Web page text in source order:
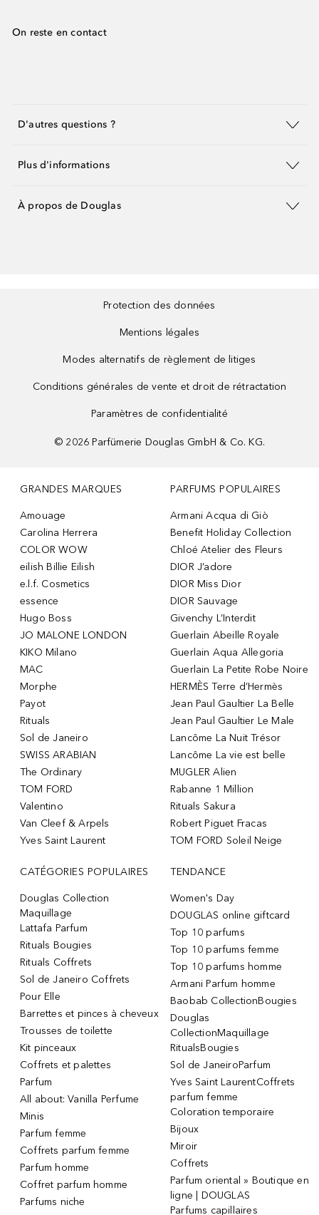
On reste en contact
D'autres questions ?
Plus d'informations
À propos de Douglas
Protection des données
Mentions légales
Modes alternatifs de règlement de litiges
Conditions générales de vente et droit de rétractation
Paramètres de confidentialité
© 2026 Parfümerie Douglas GmbH & Co. KG.
GRANDES MARQUES
Amouage
Carolina Herrera
COLOR WOW
eilish Billie Eilish
e.l.f. Cosmetics
essence
Hugo Boss
JO MALONE LONDON
KIKO Milano
MAC
Morphe
Payot
Rituals
Sol de Janeiro
SWISS ARABIAN
The Ordinary
TOM FORD
Valentino
Van Cleef & Arpels
Yves Saint Laurent
PARFUMS POPULAIRES
Armani Acqua di Giò
Benefit Holiday Collection
Chloé Atelier des Fleurs
DIOR J’adore
DIOR Miss Dior
DIOR Sauvage
Givenchy L’Interdit
Guerlain Abeille Royale
Guerlain Aqua Allegoria
Guerlain La Petite Robe Noire
HERMÈS Terre d’Hermès
Jean Paul Gaultier La Belle
Jean Paul Gaultier Le Male
Lancôme La Nuit Trésor
Lancôme La vie est belle
MUGLER Alien
Rabanne 1 Million
Rituals Sakura
Robert Piguet Fracas
TOM FORD Soleil Neige
CATÉGORIES POPULAIRES
Douglas Collection
Maquillage
Lattafa Parfum
Rituals Bougies
Rituals Coffrets
Sol de Janeiro Coffrets
Pour Elle
Barrettes et pinces à cheveux
Trousses de toilette
Kit pinceaux
Coffrets et palettes
Parfum
All about: Vanilla Perfume
Minis
Parfum femme
Coffrets parfum femme
Parfum homme
Coffret parfum homme
Parfums niche
TENDANCE
Women's Day
DOUGLAS online giftcard
Top 10 parfums
Top 10 parfums femme
Top 10 parfums homme
Armani Parfum homme
Baobab CollectionBougies
Douglas
CollectionMaquillage
RitualsBougies
Sol de JaneiroParfum
Yves Saint LaurentCoffrets
parfum femme
Coloration temporaire
Bijoux
Miroir
Coffrets
Parfum oriental » Boutique en
ligne | DOUGLAS
Parfums capillaires